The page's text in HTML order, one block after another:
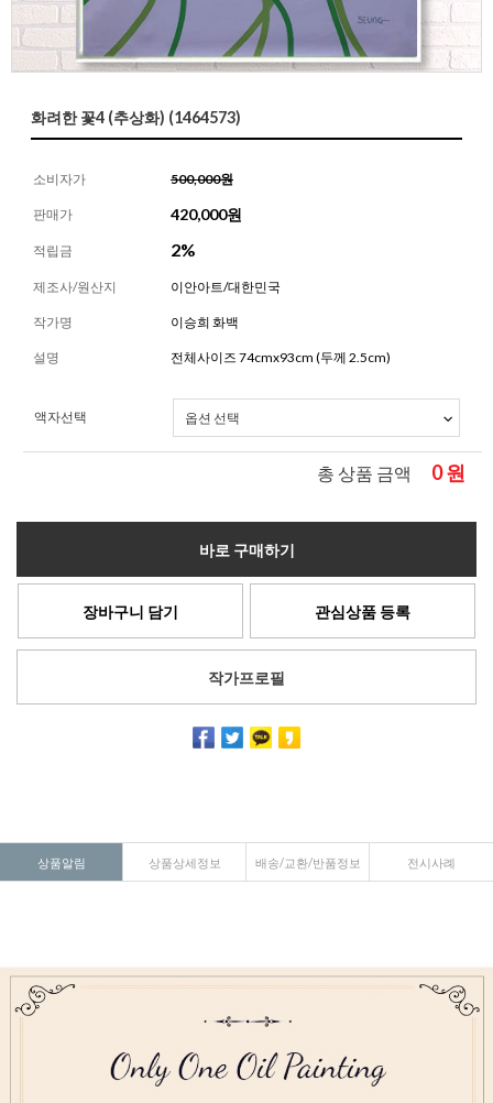
화려한 꽃4 (추상화) (1464573)
소비자가 500,000원
판매가 420,000원
적립금 2%
제조사/원산지 이안아트/대한민국
작가명 이승희 화백
설명 전체사이즈 74cmx93cm (두께 2.5cm)
액자선택
총 상품 금액 0원
바로 구매하기
장바구니 담기 관심상품 등록
작가프로필
상품알림 상품상세정보 배송/교환/반품정보 전시사례